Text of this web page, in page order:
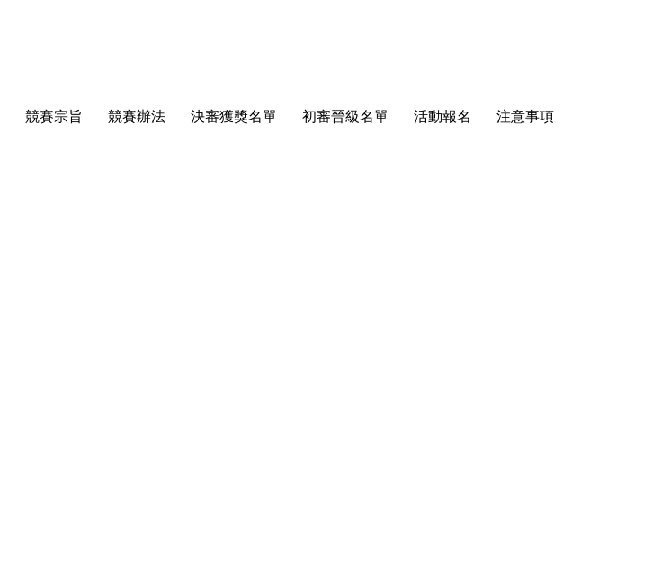
競賽宗旨 競賽辦法 決審獲獎名單 初審晉級名單 活動報名 注意事項